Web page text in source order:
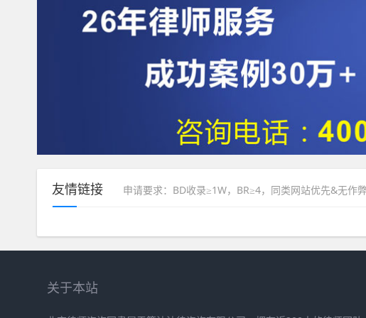
友情链接 申请要求：BD收录≥1W，BR≥4，同类网站优先&无作弊
关于本站